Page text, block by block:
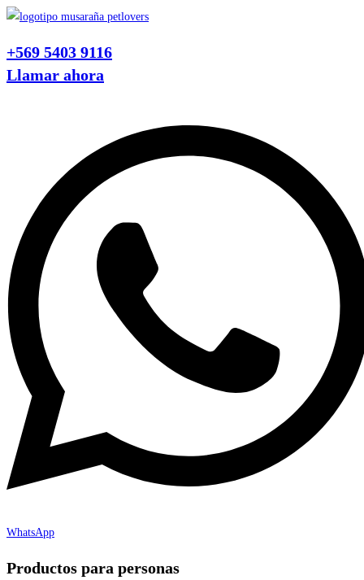
Ir
contenido
+569 5403 9116
Llamar ahora
WhatsApp
Productos para personas